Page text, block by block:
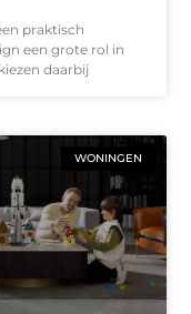
praktisch
een grote rol in
daarbij
WONINGEN